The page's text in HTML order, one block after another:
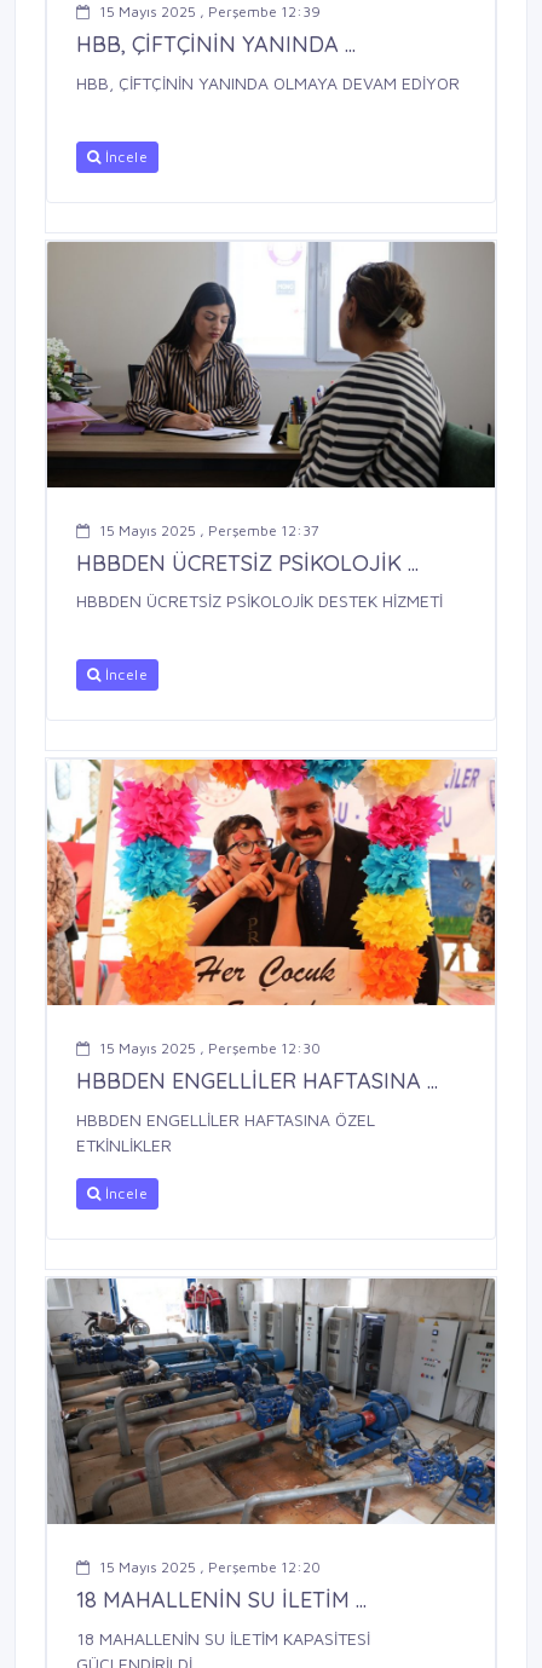
15 Mayıs 2025 , Perşembe 12:39
HBB, ÇİFTÇİNİN YANINDA ...
HBB, ÇİFTÇİNİN YANINDA OLMAYA DEVAM EDİYOR
İncele
15 Mayıs 2025 , Perşembe 12:37
HBBDEN ÜCRETSİZ PSİKOLOJİK ...
HBBDEN ÜCRETSİZ PSİKOLOJİK DESTEK HİZMETİ
İncele
15 Mayıs 2025 , Perşembe 12:30
HBBDEN ENGELLİLER HAFTASINA ...
HBBDEN ENGELLİLER HAFTASINA ÖZEL
ETKİNLİKLER
İncele
15 Mayıs 2025 , Perşembe 12:20
18 MAHALLENİN SU İLETİM ...
18 MAHALLENİN SU İLETİM KAPASİTESİ
GÜÇLENDİRİLDİ